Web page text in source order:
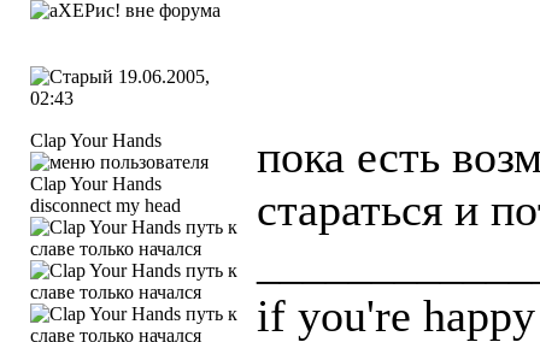
19.06.2005,
02:43
Clap Your Hands
disconnect my head
пока есть
стараться и
if you're